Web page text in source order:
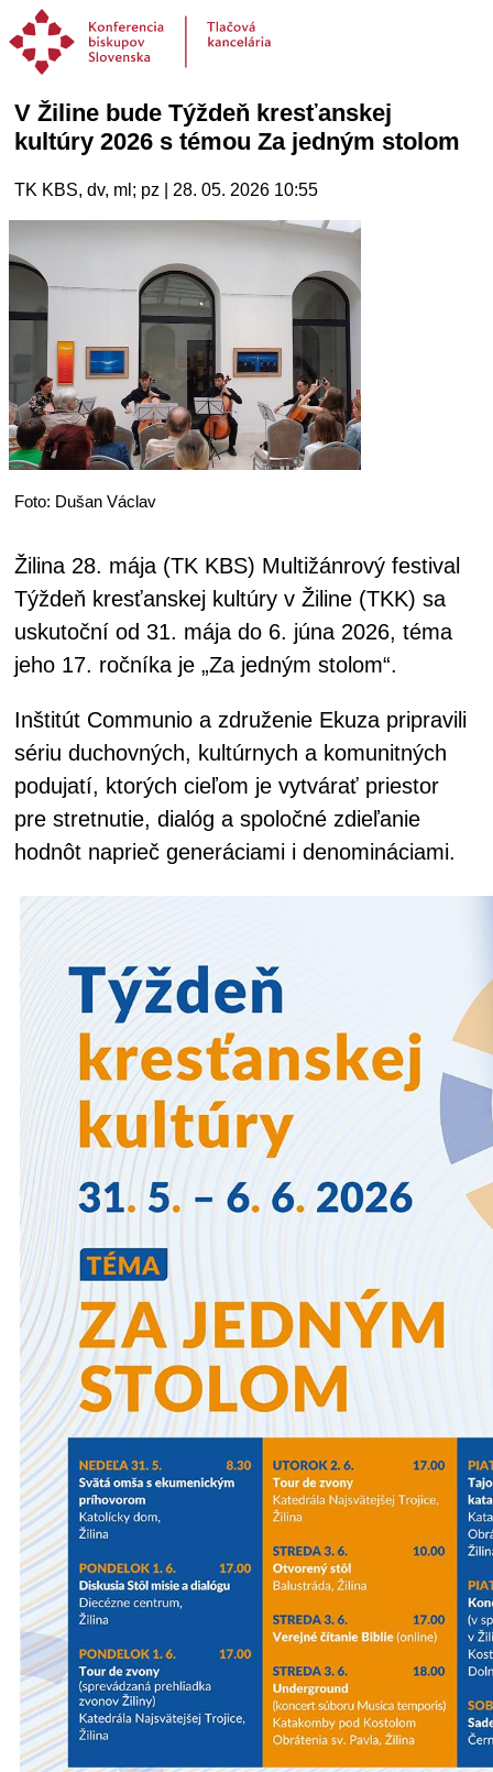
V Žiline bude Týždeň kresťanskej
kultúry 2026 s témou Za jedným stolom
TK KBS, dv, ml; pz | 28. 05. 2026 10:55
Foto: Dušan Václav
Žilina 28. mája (TK KBS) Multižánrový festival
Týždeň kresťanskej kultúry v Žiline (TKK) sa
uskutoční od 31. mája do 6. júna 2026, téma
jeho 17. ročníka je „Za jedným stolom“.
Inštitút Communio a združenie Ekuza pripravili
sériu duchovných, kultúrnych a komunitných
podujatí, ktorých cieľom je vytvárať priestor
pre stretnutie, dialóg a spoločné zdieľanie
hodnôt naprieč generáciami i denomináciami.